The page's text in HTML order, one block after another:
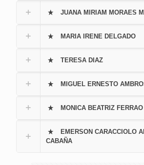
JUANA MIRIAM MORAES
MARIA IRENE DELGADO
TERESA DIAZ
MIGUEL ERNESTO
MONICA BEATRIZ
EMERSON CARACCIOLO
CABAÑA